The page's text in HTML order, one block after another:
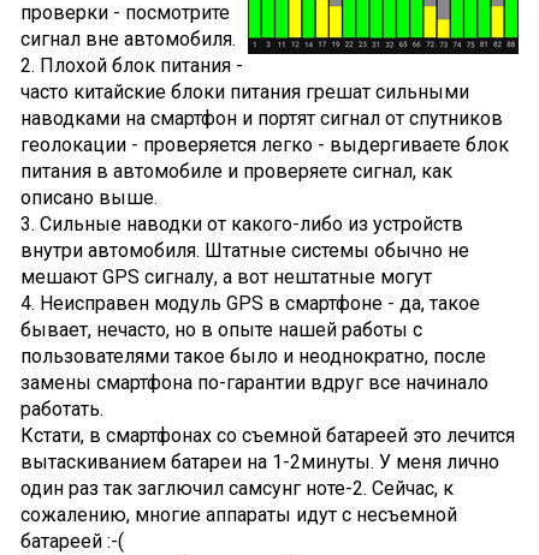
проверки - посмотрите
сигнал вне автомобиля.
2. Плохой блок питания -
часто китайские блоки питания грешат сильными
наводками на смартфон и портят сигнал от спутников
геолокации - проверяется легко - выдергиваете блок
питания в автомобиле и проверяете сигнал, как
описано выше.
3. Сильные наводки от какого-либо из устройств
внутри автомобиля. Штатные системы обычно не
мешают GPS сигналу, а вот нештатные могут
4. Неисправен модуль GPS в смартфоне - да, такое
бывает, нечасто, но в опыте нашей работы с
пользователями такое было и неоднократно, после
замены смартфона по-гарантии вдруг все начинало
работать.
Кстати, в смартфонах со съемной батареей это лечится
вытаскиванием батареи на 1-2минуты. У меня лично
один раз так заглючил самсунг ноте-2. Сейчас, к
сожалению, многие аппараты идут с несъемной
батареей :-(